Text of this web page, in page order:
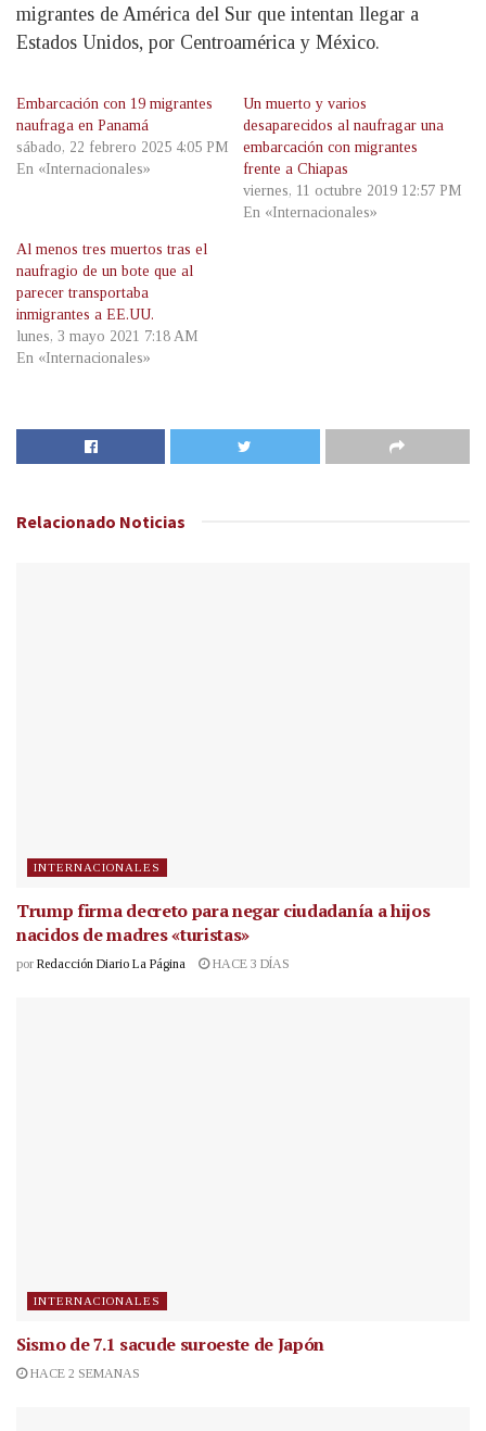
migrantes de América del Sur que intentan llegar a
Estados Unidos, por Centroamérica y México.
Embarcación con 19 migrantes
naufraga en Panamá
sábado, 22 febrero 2025 4:05 PM
En «Internacionales»
Un muerto y varios
desaparecidos al naufragar una
embarcación con migrantes
frente a Chiapas
viernes, 11 octubre 2019 12:57 PM
En «Internacionales»
Al menos tres muertos tras el
naufragio de un bote que al
parecer transportaba
inmigrantes a EE.UU.
lunes, 3 mayo 2021 7:18 AM
En «Internacionales»
Relacionado Noticias
INTERNACIONALES
Trump firma decreto para negar ciudadanía a hijos
nacidos de madres «turistas»
por Redacción Diario La Página HACE 3 DÍAS
INTERNACIONALES
Sismo de 7.1 sacude suroeste de Japón
HACE 2 SEMANAS